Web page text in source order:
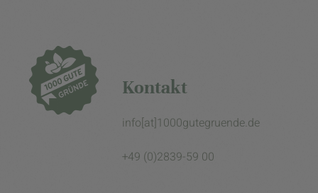
Kontakt
info[at]1000gutegruende.de
+49 (0)2839-59 00